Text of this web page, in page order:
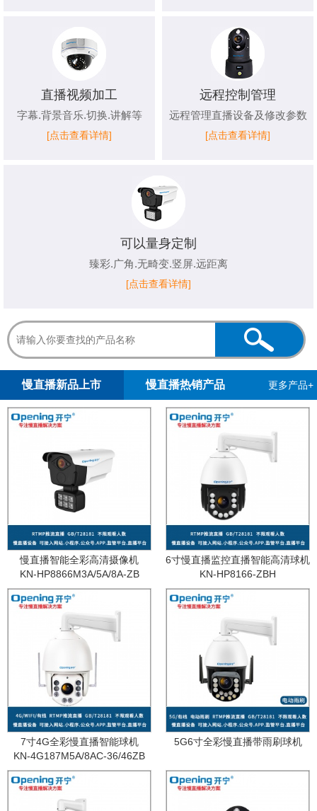
直播视频加工
字幕.背景音乐.切换.讲解等
[点击查看详情]
远程控制管理
远程管理直播设备及修改参数
[点击查看详情]
可以量身定制
臻彩.广角.无畸变.竖屏.远距离
[点击查看详情]
慢直播新品上市 慢直播热销产品 更多产品+
慢直播智能全彩高清摄像机
KN-HP8866M3A/5A/8A-ZB
6寸慢直播监控直播智能高清球机
KN-HP8166-ZBH
7寸4G全彩慢直播智能球机
KN-4G187M5A/8AC-36/46ZB
5G6寸全彩慢直播带雨刷球机